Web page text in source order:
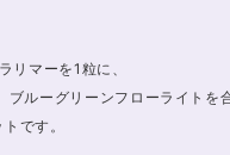
リマーを1粒に、
ブルーグリーンフローライトを
です。